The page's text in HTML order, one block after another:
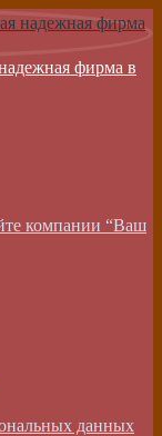
фирма в
компании “Ваш
данных